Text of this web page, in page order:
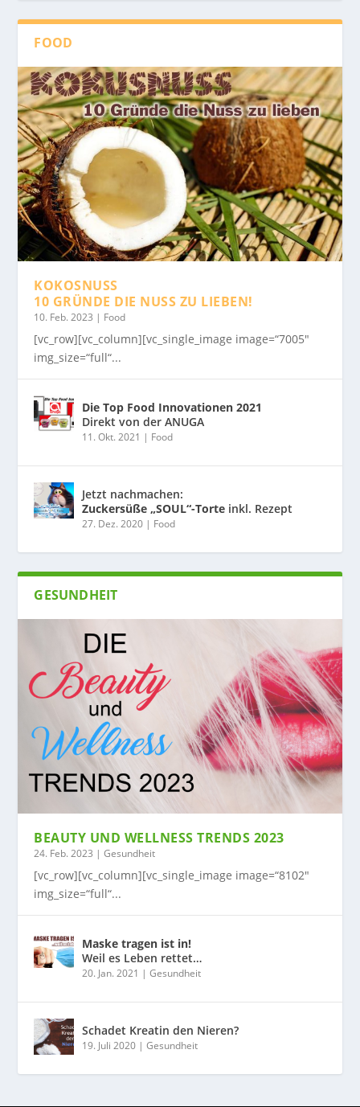
FOOD
KOKOSNUSS
10 GRÜNDE DIE NUSS ZU LIEBEN!
10. Feb. 2023 | Food
[vc_row][vc_column][vc_single_image image=“7005″
img_size=“full“...
Die Top Food Innovationen 2021
Direkt von der ANUGA
11. Okt. 2021 | Food
Jetzt nachmachen:
Zuckersüße „SOUL“-Torte inkl. Rezept
27. Dez. 2020 | Food
GESUNDHEIT
BEAUTY UND WELLNESS TRENDS 2023
24. Feb. 2023 |Gesundheit
[vc_row][vc_column][vc_single_image image=“8102″
img_size=“full“...
Maske tragen ist in!
Weil es Leben rettet…
20. Jan. 2021 |Gesundheit
Schadet Kreatin den Nieren?
19. Juli 2020 |Gesundheit